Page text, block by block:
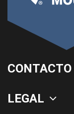
CONTACTO
LEGAL